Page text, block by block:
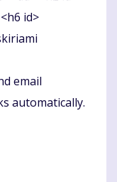
id>
email
automatically.